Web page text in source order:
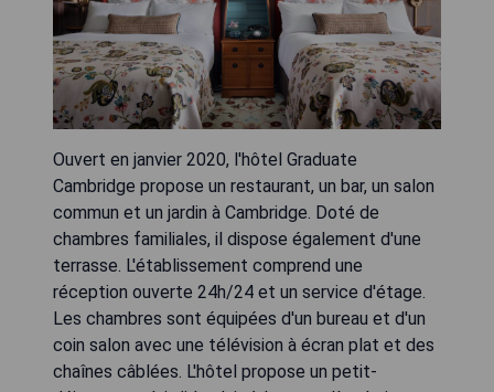
Ouvert en janvier 2020, l'hôtel Graduate
Cambridge propose un restaurant, un bar, un salon
commun et un jardin à Cambridge. Doté de
chambres familiales, il dispose également d'une
terrasse. L'établissement comprend une
réception ouverte 24h/24 et un service d'étage.
Les chambres sont équipées d'un bureau et d'un
coin salon avec une télévision à écran plat et des
chaînes câblées. L'hôtel propose un petit-